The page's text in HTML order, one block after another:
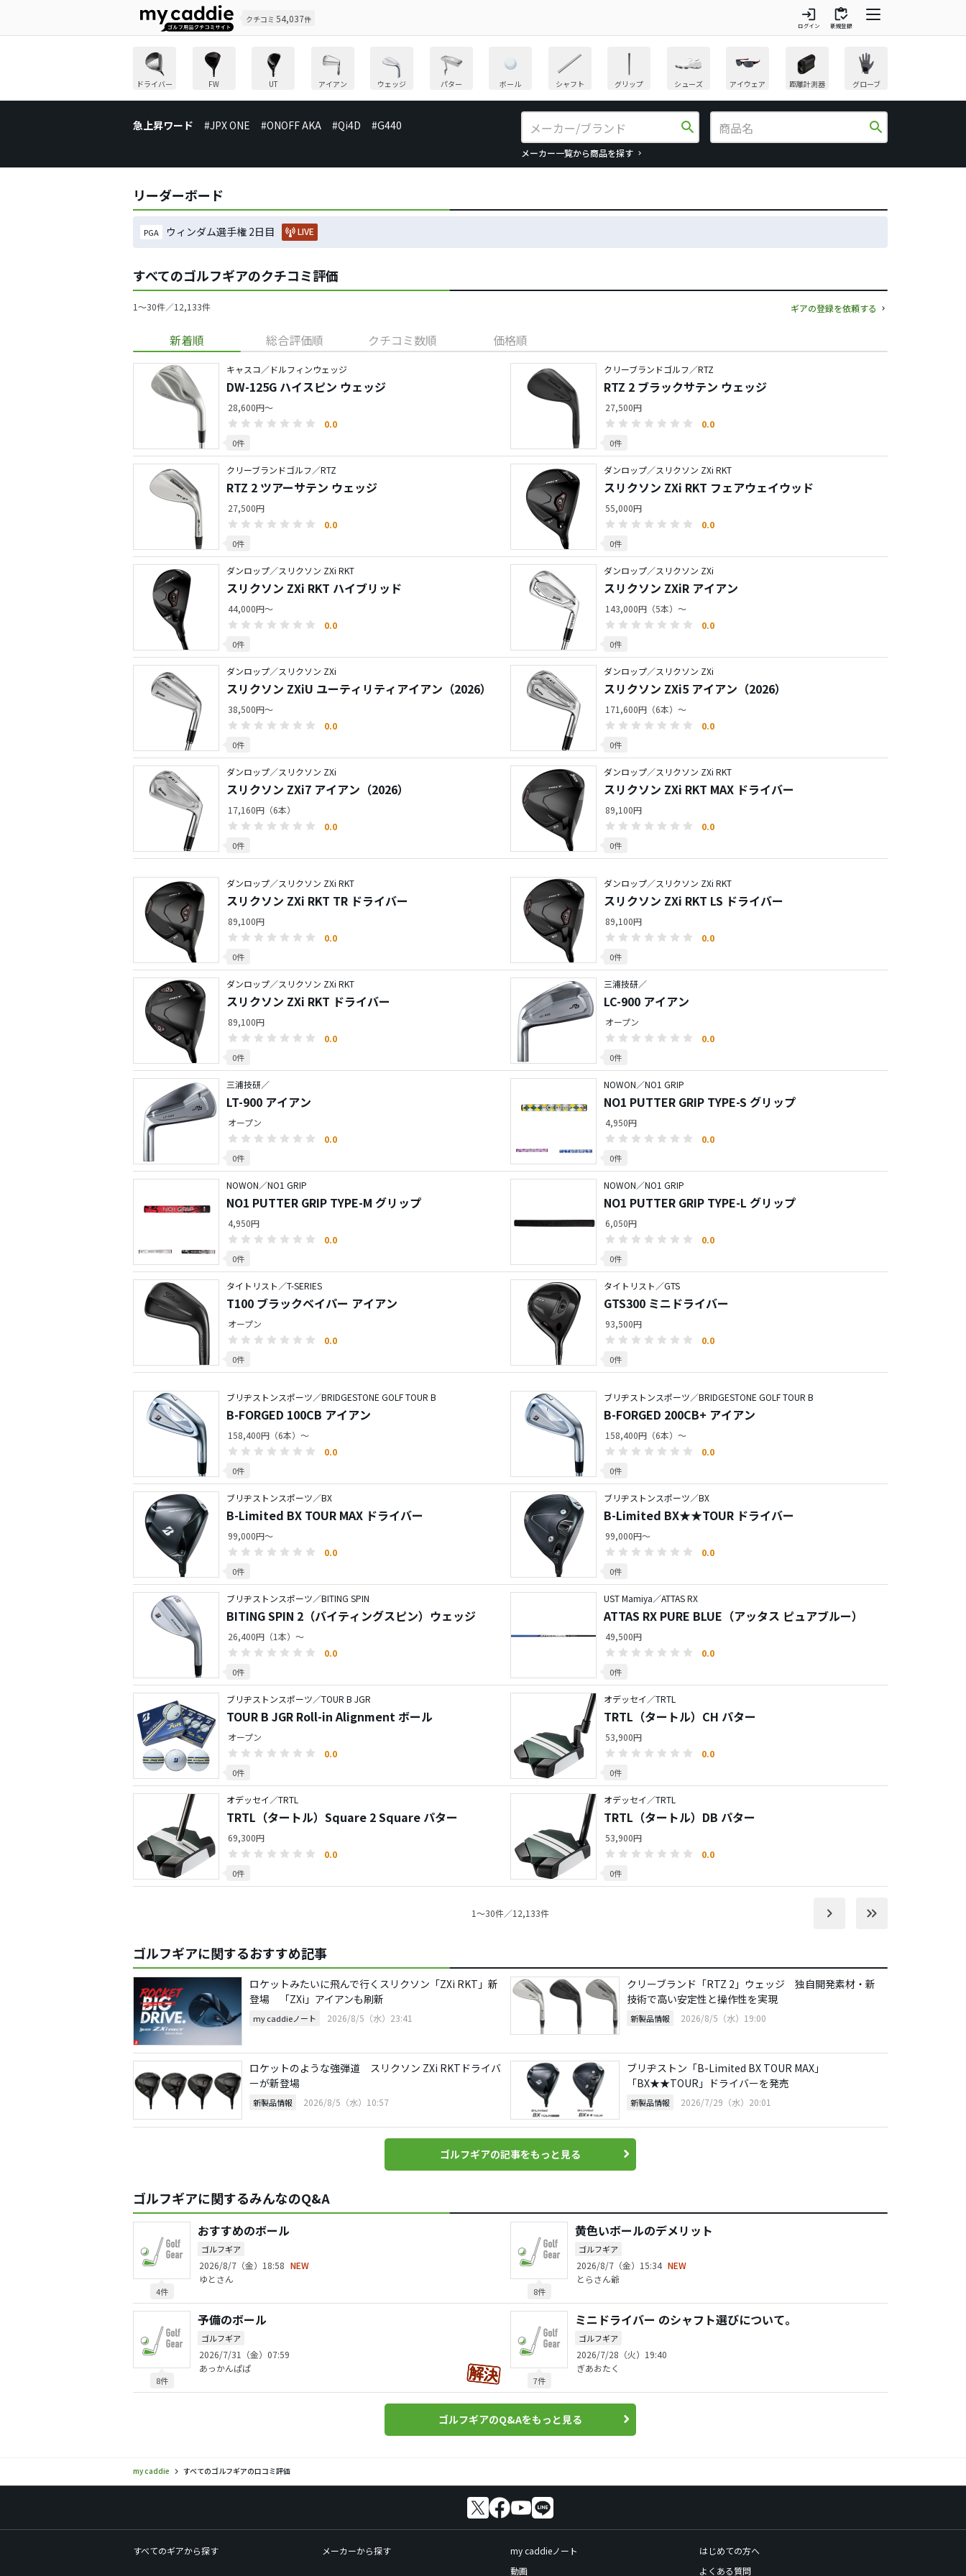
クチコミ 54,037件 login
ログイン
inventory
新規登録
ドライバー FW UT アイアン ウェッジ パター ボール シャフト グリップ シューズ アイウェア 距離計測器 グローブ
急上昇ワード #JPX ONE #ONOFF AKA #Qi4D #G440 search
メーカー一覧から商品を探す
search
リーダーボード
PGA ウィンダム選手権 2日目 LIVE
すべてのゴルフギアのクチコミ評価
1〜30件／12,133件 ギアの登録を依頼する
新着順 総合評価順 クチコミ数順 価格順
キャスコ／ドルフィンウェッジ
DW-125G ハイスピン ウェッジ
28,600円～
0.0
0件
クリーブランドゴルフ／RTZ
RTZ 2 ブラックサテン ウェッジ
27,500円
0.0
0件
クリーブランドゴルフ／RTZ
RTZ 2 ツアーサテン ウェッジ
27,500円
0.0
0件
ダンロップ／スリクソン ZXi RKT
スリクソン ZXi RKT フェアウェイウッド
55,000円
0.0
0件
ダンロップ／スリクソン ZXi RKT
スリクソン ZXi RKT ハイブリッド
44,000円～
0.0
0件
ダンロップ／スリクソン ZXi
スリクソン ZXiR アイアン
143,000円（5本）～
0.0
0件
ダンロップ／スリクソン ZXi
スリクソン ZXiU ユーティリティアイアン（2026）
38,500円～
0.0
0件
ダンロップ／スリクソン ZXi
スリクソン ZXi5 アイアン（2026）
171,600円（6本）～
0.0
0件
ダンロップ／スリクソン ZXi
スリクソン ZXi7 アイアン（2026）
17,160円（6本）
0.0
0件
ダンロップ／スリクソン ZXi RKT
スリクソン ZXi RKT MAX ドライバー
89,100円
0.0
0件
ダンロップ／スリクソン ZXi RKT
スリクソン ZXi RKT TR ドライバー
89,100円
0.0
0件
ダンロップ／スリクソン ZXi RKT
スリクソン ZXi RKT LS ドライバー
89,100円
0.0
0件
ダンロップ／スリクソン ZXi RKT
スリクソン ZXi RKT ドライバー
89,100円
0.0
0件
三浦技研／
LC-900 アイアン
オープン
0.0
0件
三浦技研／
LT-900 アイアン
オープン
0.0
0件
NOWON／NO1 GRIP
NO1 PUTTER GRIP TYPE-S グリップ
4,950円
0.0
0件
NOWON／NO1 GRIP
NO1 PUTTER GRIP TYPE-M グリップ
4,950円
0.0
0件
NOWON／NO1 GRIP
NO1 PUTTER GRIP TYPE-L グリップ
6,050円
0.0
0件
タイトリスト／T-SERIES
T100 ブラックベイパー アイアン
オープン
0.0
0件
タイトリスト／GTS
GTS300 ミニドライバー
93,500円
0.0
0件
ブリヂストンスポーツ／BRIDGESTONE GOLF TOUR B
B-FORGED 100CB アイアン
158,400円（6本）～
0.0
0件
ブリヂストンスポーツ／BRIDGESTONE GOLF TOUR B
B-FORGED 200CB+ アイアン
158,400円（6本）～
0.0
0件
ブリヂストンスポーツ／BX
B-Limited BX TOUR MAX ドライバー
99,000円～
0.0
0件
ブリヂストンスポーツ／BX
B-Limited BX★★TOUR ドライバー
99,000円～
0.0
0件
ブリヂストンスポーツ／BITING SPIN
BITING SPIN 2（バイティングスピン）ウェッジ
26,400円（1本）～
0.0
0件
UST Mamiya／ATTAS RX
ATTAS RX PURE BLUE（アッタス ピュアブルー）
49,500円
0.0
0件
ブリヂストンスポーツ／TOUR B JGR
TOUR B JGR Roll-in Alignment ボール
オープン
0.0
0件
オデッセイ／TRTL
TRTL（タートル）CH パター
53,900円
0.0
0件
オデッセイ／TRTL
TRTL（タートル）Square 2 Square パター
69,300円
0.0
0件
オデッセイ／TRTL
TRTL（タートル）DB パター
53,900円
0.0
0件
1〜30件／12,133件 keyboard_arrow_right keyboard_double_arrow_right
ゴルフギアに関するおすすめ記事
ロケットみたいに飛んで行くスリクソン「ZXi RKT」新
登場 「ZXi」アイアンも刷新
my caddieノート 2026/8/5（水）23:41
クリーブランド「RTZ 2」ウェッジ 独自開発素材・新
技術で高い安定性と操作性を実現
新製品情報 2026/8/5（水）19:00
ロケットのような強弾道 スリクソン ZXi RKTドライバ
ーが新登場
新製品情報 2026/8/5（水）10:57
ブリヂストン「B-Limited BX TOUR MAX」
「BX★★TOUR」ドライバーを発売
新製品情報 2026/7/29（水）20:01
ゴルフギアの記事をもっと見る
ゴルフギアに関するみんなのQ&A
4件
おすすめのボール
ゴルフギア
2026/8/7（金）18:58 NEW
ゆとさん
8件
黄色いボールのデメリット
ゴルフギア
2026/8/7（金）15:34 NEW
とらさん爺
8件
予備のボール
ゴルフギア
2026/7/31（金）07:59
あっかんぱぱ
7件
ミニドライバー のシャフト選びについて。
ゴルフギア
2026/7/28（火）19:40
ぎあおたく
ゴルフギアのQ&Aをもっと見る
my caddie すべてのゴルフギアの口コミ評価
すべてのギアから探す メーカーから探す
my caddieノート
動画
はじめての方へ
よくある質問